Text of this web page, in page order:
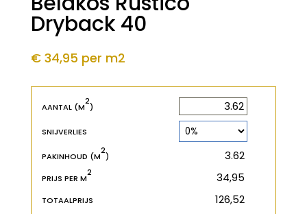
Dryback 40
€ 34,95 per m2
AANTAL (M
2
)
SNIJVERLIES
PAKINHOUD (M
2
)
PRIJS PER M
2
TOTAALPRIJS